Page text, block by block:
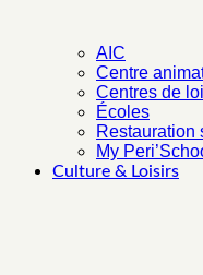
AIC
Centre
Centres de
Écoles
Restauration
My
Culture & Loisirs